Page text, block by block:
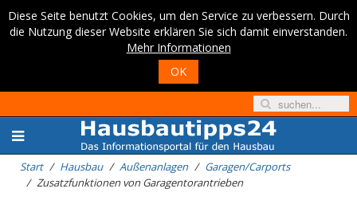
Diese Seite benutzt Cookies, um den Service zu verbessern. Durch
die Nutzung dieser Website erklären Sie sich damit einverstanden.
Mehr Informationen
OK
Start Hausbau Außenanlagen
Garagen/Carports
Zusatzfunktionen von Garagentorantrieben